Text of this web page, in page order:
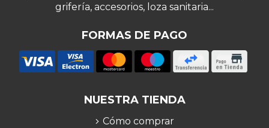
grifería, accesorios, loza sanitaria...
FORMAS DE PAGO
NUESTRA TIENDA
Cómo comprar